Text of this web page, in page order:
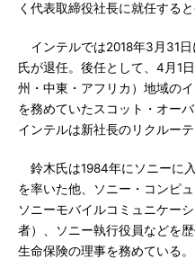
く代表取締役社長に就任すると
インテルでは2018年3月31
氏が退任。後任として、4月1
州・中東・アフリカ）地域の
を務めていたスコット・オー
インテルは新社長のリクルー
鈴木氏は1984年にソニーに
を率いた他、ソニー・コンピ
ソニーモバイルコミュニケー
者）、ソニー執行役員などを
生命保険の理事を務めている。